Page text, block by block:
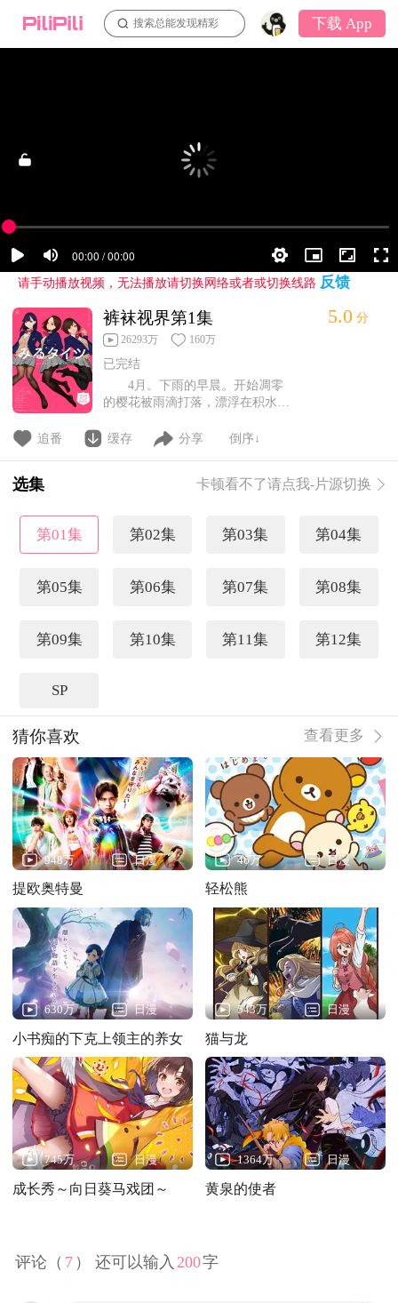
搜索总能发现精彩 下载 App
请手动播放视频，无法播放请切换网络或者或切换线路 反馈
裤袜视界第1集
26293万 160万
已完结
4月。下雨的早晨。开始凋零
的樱花被雨滴打落，漂浮在积水之
穿过高中的校门。 “早啊，
看到全身湿透的帆美蹦蹦跳跳地走
期的来临。 少女们无可替代的
5.0 分
追番 缓存 分享 倒序↓
选集 卡顿看不了请点我-片源切换
第01集 第02集 第03集 第04集
第05集 第06集 第07集 第08集
第09集 第10集 第11集 第12集
SP
猜你喜欢 查看更多
948万 日漫
提欧奥特曼
46万 日漫
轻松熊
630万 日漫
小书痴的下克上领主的养女
543万 日漫
猫与龙
745万 日漫
成长秀～向日葵马戏团～
1364万 日漫
黄泉的使者
评论（ 7 ） 还可以输入 200字